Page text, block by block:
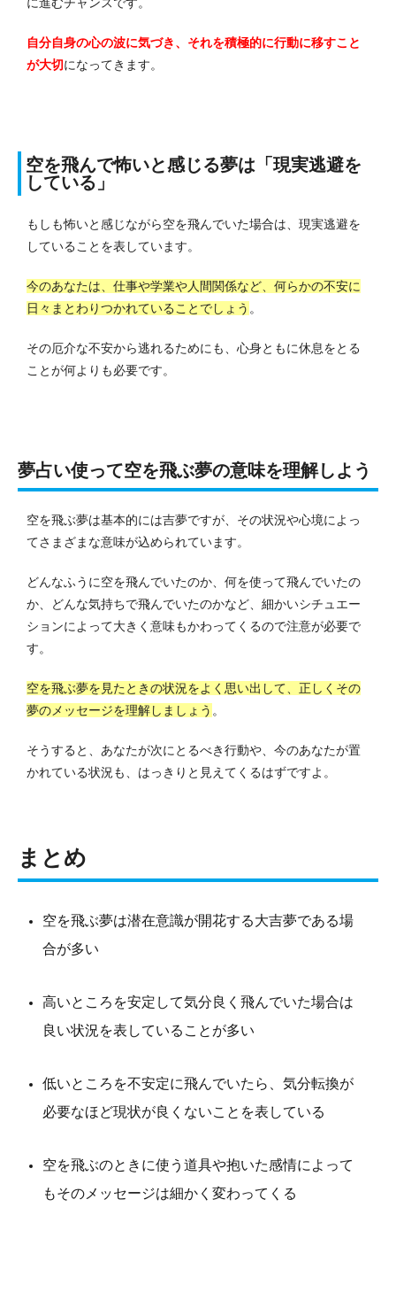
自分自身の心の波に気づき、それを積極的に行動に移すこと
が大切になってきます。
空を飛んで怖いと感じる夢は「現実逃避を
している」
もしも怖いと感じながら空を飛んでいた場合は、現実逃避を
していることを表しています。
今のあなたは、仕事や学業や人間関係など、何らかの不安に
日々まとわりつかれていることでしょう 。
その厄介な不安から逃れるためにも、心身ともに休息をとる
ことが何よりも必要です。
夢占い使って空を飛ぶ夢の意味を理解しよう
空を飛ぶ夢は基本的には吉夢ですが、その状況や心境によっ
てさまざまな意味が込められています。
どんなふうに空を飛んでいたのか、何を使って飛んでいたの
か、どんな気持ちで飛んでいたのかなど、細かいシチュエー
ションによって大きく意味もかわってくるので注意が必要で
す。
空を飛ぶ夢を見たときの状況をよく思い出して、正しくその
夢のメッセージを理解しましょう 。
そうすると、あなたが次にとるべき行動や、今のあなたが置
かれている状況も、はっきりと見えてくるはずですよ。
まとめ
空を飛ぶ夢は潜在意識が開花する大吉夢である場
合が多い
高いところを安定して気分良く飛んでいた場合は
良い状況を表していることが多い
低いところを不安定に飛んでいたら、気分転換が
必要なほど現状が良くないことを表している
空を飛ぶのときに使う道具や抱いた感情によって
もそのメッセージは細かく変わってくる